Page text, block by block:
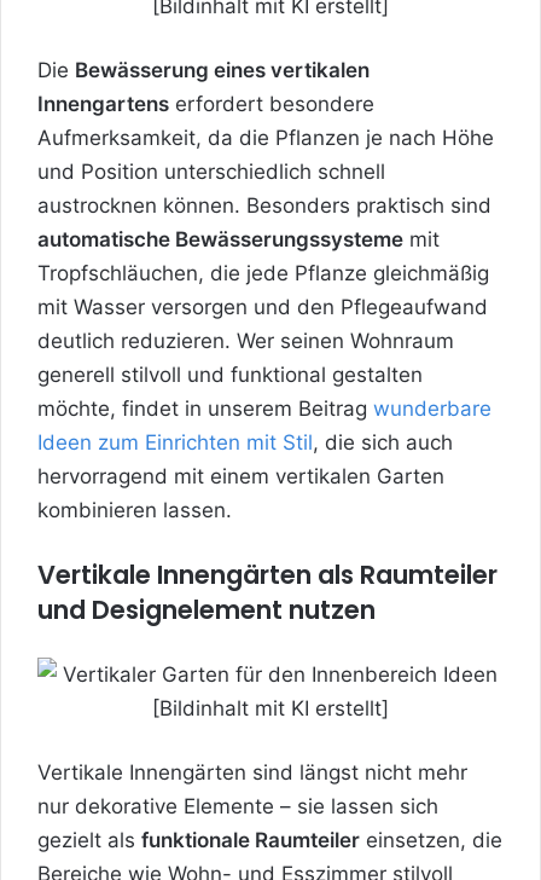
Die Bewässerung eines vertikalen
Innengartens erfordert besondere
Aufmerksamkeit, da die Pflanzen je nach Höhe
und Position unterschiedlich schnell
austrocknen können. Besonders praktisch sind
automatische Bewässerungssysteme mit
Tropfschläuchen, die jede Pflanze gleichmäßig
mit Wasser versorgen und den Pflegeaufwand
deutlich reduzieren. Wer seinen Wohnraum
generell stilvoll und funktional gestalten
möchte, findet in unserem Beitrag wunderbare
Ideen zum Einrichten mit Stil, die sich auch
hervorragend mit einem vertikalen Garten
kombinieren lassen.
Vertikale Innengärten als Raumteiler
und Designelement nutzen
Vertikale Innengärten sind längst nicht mehr
nur dekorative Elemente – sie lassen sich
gezielt als funktionale Raumteiler einsetzen, die
Bereiche wie Wohn- und Esszimmer stilvoll